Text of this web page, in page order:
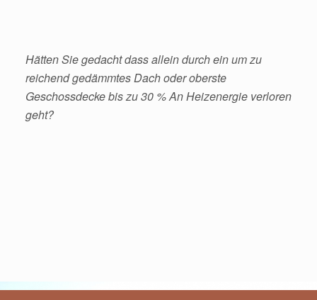
Hätten Sie gedacht dass allein durch ein um zu
reichend gedämmtes Dach oder oberste
Geschossdecke bis zu 30 % An Heizenergie verloren
geht?